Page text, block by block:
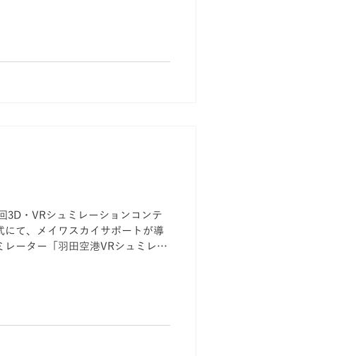
3D・VRシュミレーションコンテ
にて、メイワスカイサポートが導
レーター「羽田空港VRシュミレー